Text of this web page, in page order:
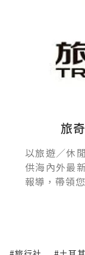
旅
以旅遊／休
供海內外最
報導，帶領